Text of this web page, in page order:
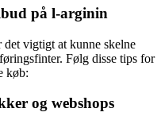
på l-arginin
vigtigt at kunne skelne
Følg disse tips for
køb:
og webshops